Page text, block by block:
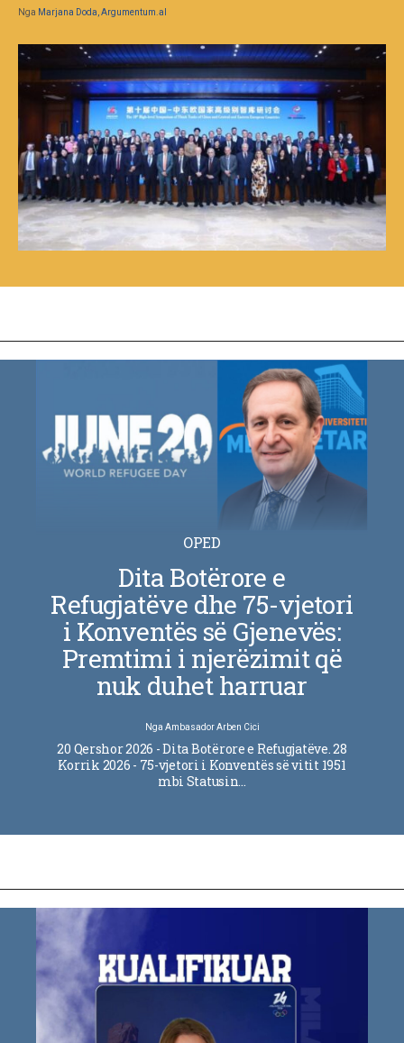
Nga Marjana Doda, Argumentum.al
OPED
Dita Botërore e
Refugjatëve dhe 75-vjetori
i Konventës së Gjenevës:
Premtimi i njerëzimit që
nuk duhet harruar
Nga Ambasador Arben Cici
20 Qershor 2026 - Dita Botërore e Refugjatëve. 28
Korrik 2026 - 75-vjetori i Konventës së vitit 1951
mbi Statusin…